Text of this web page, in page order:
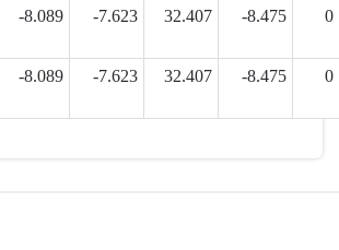
-8.089 -7.623 32.407 -8.475 0
-8.089 -7.623 32.407 -8.475 0